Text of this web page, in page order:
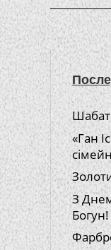
«Ган
З
Богун!